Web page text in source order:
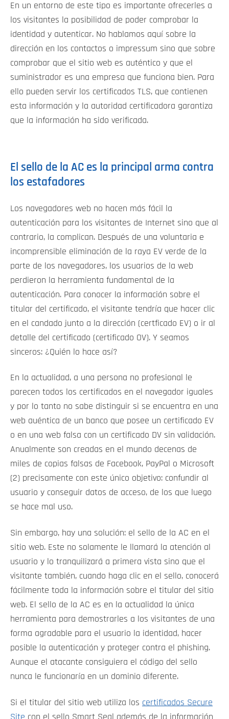
En un entorno de este tipo es importante ofrecerles a
los visitantes la posibilidad de poder comprobar la
identidad y autenticar. No hablamos aquí sobre la
dirección en los contactos o impressum sino que sobre
comprobar que el sitio web es auténtico y que el
suministrador es una empresa que funciona bien. Para
ello pueden servir los certificados TLS, que contienen
esta información y la autoridad certificadora garantiza
que la información ha sido verificada.
El sello de la AC es la principal arma contra
los estafadores
Los navegadores web no hacen más fácil la
autenticación para los visitantes de Internet sino que al
contrario, la complican. Después de una voluntaria e
incomprensible eliminación de la raya EV verde de la
parte de los navegadores, los usuarios de la web
perdieron la herramienta fundamental de la
autenticación. Para conocer la información sobre el
titular del certificado, el visitante tendría que hacer clic
en el candado junto a la dirección (certficado EV) o ir al
detalle del certificado (certificado OV). Y seamos
sinceros: ¿Quién lo hace así?
En la actualidad, a una persona no profesional le
parecen todos los certificados en el navegador iguales
y por lo tanto no sabe distinguir si se encuentra en una
web auéntica de un banco que posee un certificado EV
o en una web falsa con un certificado DV sin validación.
Anualmente son creadas en el mundo decenas de
miles de copias falsas de Facebook, PayPal o Microsoft
(2) precisamente con este único objetivo: confundir al
usuario y conseguir datos de acceso, de los que luego
se hace mal uso.
Sin embargo, hay una solución: el sello de la AC en el
sitio web. Este no solamente le llamará la atención al
usuario y lo tranquilizará a primera vista sino que el
visitante también, cuando haga clic en el sello, conocerá
fácilmente toda la información sobre el titular del sitio
web. El sello de la AC es en la actualidad la única
herramienta para demostrarles a los visitantes de una
forma agradable para el usuario la identidad, hacer
posible la autenticación y proteger contra el phishing.
Aunque el atacante consiguiera el código del sello
nunca le funcionaría en un dominio diferente.
Si el titular del sitio web utiliza los certificados Secure
Site con el sello Smart Seal además de la información